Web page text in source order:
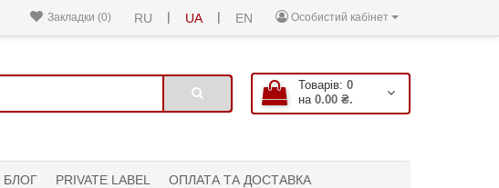
Особистий кабінет
RU | UA | EN
Закладки (0)
Товарів: 0
на 0.00 ₴.
БЛОГ PRIVATE LABEL ОПЛАТА ТА ДОСТАВКА